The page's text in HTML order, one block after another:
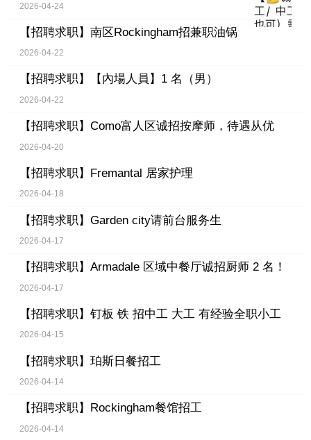
2026-04-24
【招聘求职】 南区Rockingham招兼职油锅
2026-04-22
【招聘求职】 【內場人員】1 名（男）
2026-04-22
【招聘求职】 Como富人区诚招按摩师，待遇从优
2026-04-20
【招聘求职】 Fremantal 居家护理
2026-04-18
【招聘求职】 Garden city请前台服务生
2026-04-17
【招聘求职】 Armadale 区域中餐厅诚招厨师 2 名！
2026-04-17
【招聘求职】 钉板 铁 招中工 大工 有经验全职小工
2026-04-15
【招聘求职】 珀斯日餐招工
2026-04-14
【招聘求职】 Rockingham餐馆招工
2026-04-14